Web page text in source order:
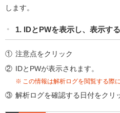
します。
1. IDとPWを表示し、表示す
注意点をクリック
IDとPWが表示されます。
この情報は解析ログを閲覧する際
解析ログを確認する日付をクリ